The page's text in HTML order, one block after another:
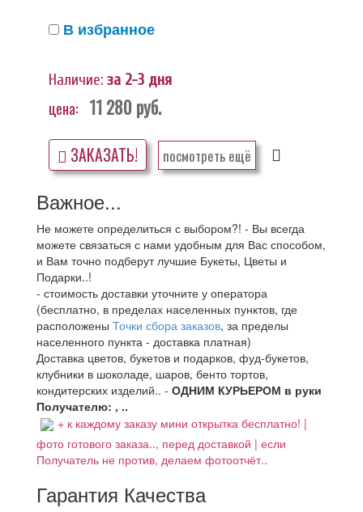
В избранное
Наличие: за 2-3 дня
цена: 11 280руб.
ЗАКАЗАТЬ! посмотреть ещё
Важное...
Не можете определиться с выбором?! - Вы всегда
можете связаться с нами удобным для Вас способом,
и Вам точно подберут лучшие Букеты, Цветы и
Подарки..!
- стоимость доставки уточните у оператора
(бесплатно, в пределах населенных пунктов, где
расположены Точки сбора заказов, за пределы
населенного пункта - доставка платная)
Доставка цветов, букетов и подарков, фуд-букетов,
клубники в шоколаде, шаров, бенто тортов,
кондитерских изделий.. - ОДНИМ КУРЬЕРОМ в руки
Получателю: , ..
+ к каждому заказу мини открытка бесплатно! |
фото готового заказа.., перед доставкой | если
Получатель не против, делаем фотоотчёт..
Гарантия Качества